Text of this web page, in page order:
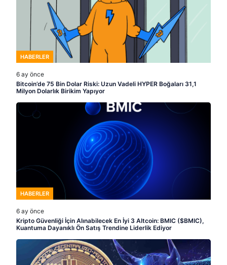
HABERLER
6 ay önce
Bitcoin’de 75 Bin Dolar Riski: Uzun Vadeli HYPER Boğaları 31,1
Milyon Dolarlık Birikim Yapıyor
HABERLER
6 ay önce
Kripto Güvenliği İçin Alınabilecek En İyi 3 Altcoin: BMIC ($BMIC),
Kuantuma Dayanıklı Ön Satış Trendine Liderlik Ediyor